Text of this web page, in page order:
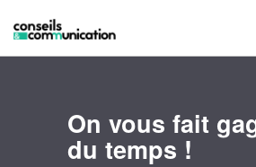
On vous fait
du temps !